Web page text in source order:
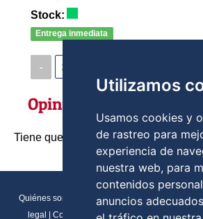
Utilizamos
Usamos cookies y
de rastreo para
experiencia de
nuestra web, para
contenidos
anuncios
Stock:
Entrega inmediata
-
Opiniones
Tiene que ser usuario registrado para
Quiénes somos Direcciones y contactos|
legal
Condiciones generales de venta|